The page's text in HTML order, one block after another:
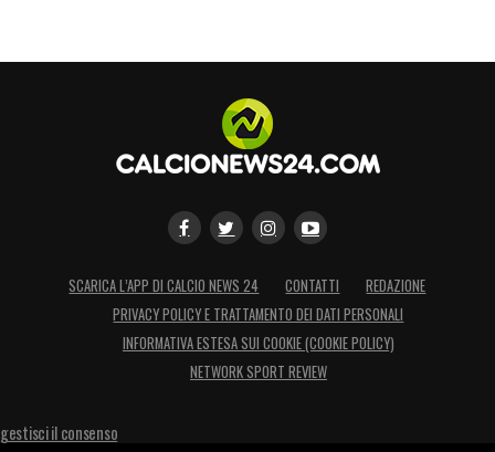
SCARICA L’APP DI CALCIO NEWS 24 CONTATTI
REDAZIONE
PRIVACY POLICY E TRATTAMENTO DEI DATI PERSONALI
INFORMATIVA ESTESA SUI COOKIE (COOKIE POLICY)
NETWORK SPORT REVIEW
gestisci il consenso